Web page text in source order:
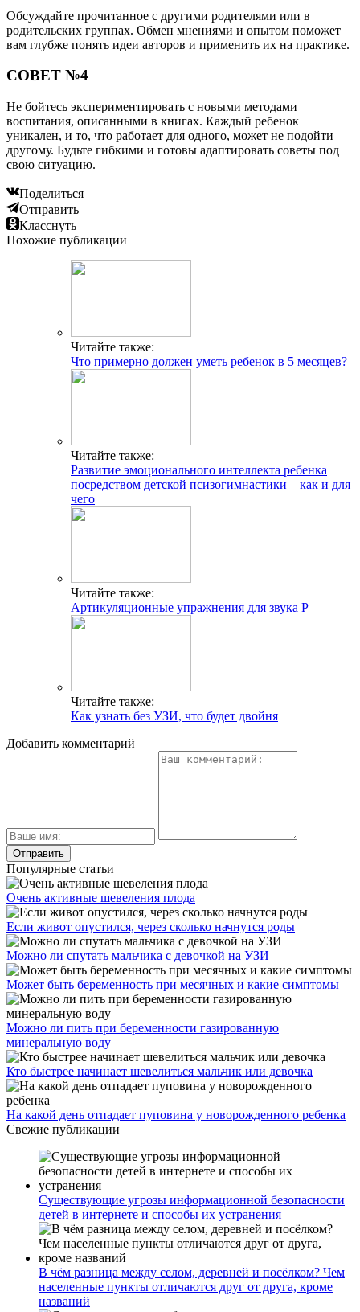
Обсуждайте прочитанное с другими родителями или в
родительских группах. Обмен мнениями и опытом поможет
вам глубже понять идеи авторов и применить их на практике.
СОВЕТ №4
Не бойтесь экспериментировать с новыми методами
воспитания, описанными в книгах. Каждый ребенок
уникален, и то, что работает для одного, может не подойти
другому. Будьте гибкими и готовы адаптировать советы под
свою ситуацию.
Поделиться
Отправить
Класснуть
Похожие публикации
Читайте также:
Что примерно должен уметь ребенок в 5 месяцев?
Читайте также:
Развитие эмоционального интеллекта ребенка
посредством детской псизогимнастики – как и для
чего
Читайте также:
Артикуляционные упражнения для звука Р
Читайте также:
Как узнать без УЗИ, что будет двойня
Добавить комментарий
Популярные статьи
Очень активные шевеления плода
Если живот опустился, через сколько начнутся роды
Можно ли спутать мальчика с девочкой на УЗИ
Может быть беременность при месячных и какие симптомы
Можно ли пить при беременности газированную
минеральную воду
Кто быстрее начинает шевелиться мальчик или девочка
На какой день отпадает пуповина у новорожденного ребенка
Свежие публикации
Существующие угрозы информационной безопасности
детей в интернете и способы их устранения
В чём разница между селом, деревней и посёлком? Чем
населенные пункты отличаются друг от друга, кроме
названий